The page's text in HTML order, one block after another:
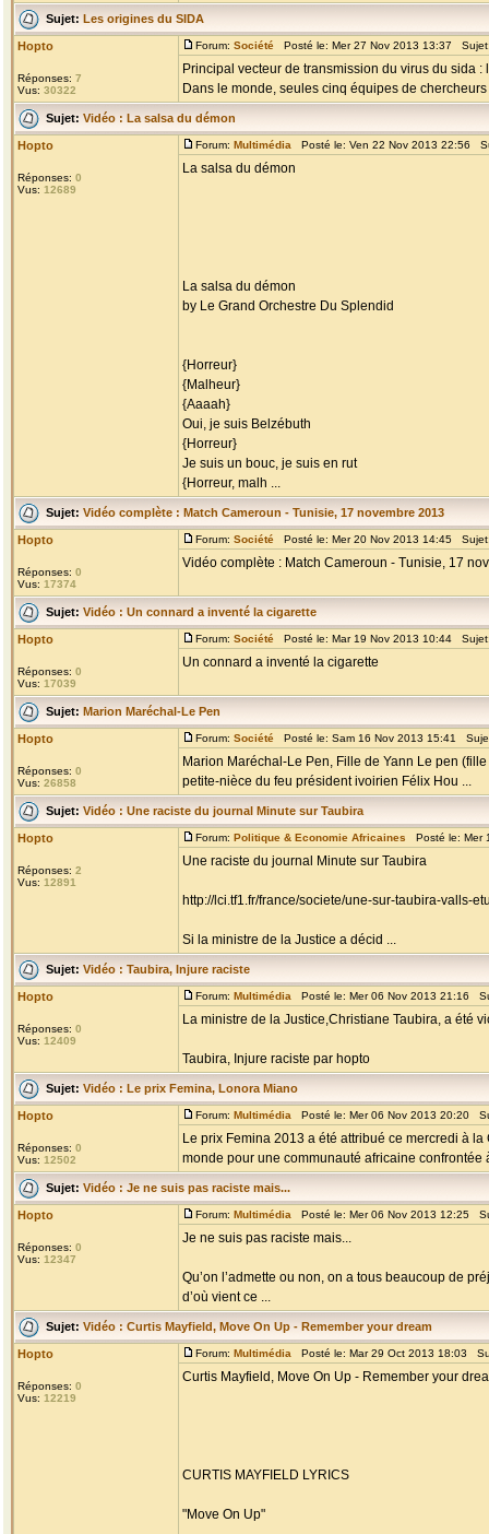
Sujet: Les origines du SIDA
Hopto
Réponses: 7
Vus: 30322
Forum: Société Posté le: Mer 27 Nov 2013 13:37
Principal vecteur de transmission du virus du sida :
Dans le monde, seules cinq équipes de
Sujet: Vidéo : La salsa du démon
Hopto
Réponses: 0
Vus: 12689
Forum: Multimédia Posté le: Ven 22 Nov 2013 22:56
La salsa du démon
La salsa du démon
by Le Grand Orchestre Du Splendid
{Horreur}
{Malheur}
{Aaaah}
Oui, je suis Belzébuth
{Horreur}
Je suis un bouc, je suis en rut
{Horreur, malh ...
Sujet: Vidéo complète : Match Cameroun - Tunisie, 17 novembre 2013
Hopto
Réponses: 0
Vus: 17374
Forum: Société Posté le: Mer 20 Nov 2013 14:45
Vidéo complète : Match Cameroun - Tunisie, 17
Sujet: Vidéo : Un connard a inventé la cigarette
Hopto
Réponses: 0
Vus: 17039
Forum: Société Posté le: Mar 19 Nov 2013 10:44
Un connard a inventé la cigarette
Sujet: Marion Maréchal-Le Pen
Hopto
Réponses: 0
Vus: 26858
Forum: Société Posté le: Sam 16 Nov 2013 15:41
Marion Maréchal-Le Pen, Fille de Yann Le pen
petite-nièce du feu président ivoirien Félix Hou ...
Sujet: Vidéo : Une raciste du journal Minute sur Taubira
Hopto
Réponses: 2
Vus: 12891
Forum: Politique & Economie Africaines Posté le: Mer
Une raciste du journal Minute sur Taubira
http://lci.tf1.fr/france/societe/une-sur-taubira-valls-
Si la ministre de la Justice a décid ...
Sujet: Vidéo : Taubira, Injure raciste
Hopto
Réponses: 0
Vus: 12409
Forum: Multimédia Posté le: Mer 06 Nov 2013 21:16
La ministre de la Justice,Christiane Taubira, a été
Taubira, Injure raciste par hopto
Sujet: Vidéo : Le prix Femina, Lonora Miano
Hopto
Réponses: 0
Vus: 12502
Forum: Multimédia Posté le: Mer 06 Nov 2013 20:20
Le prix Femina 2013 a été attribué ce mercredi à
monde pour une communauté africaine confrontée
Sujet: Vidéo : Je ne suis pas raciste mais...
Hopto
Réponses: 0
Vus: 12347
Forum: Multimédia Posté le: Mer 06 Nov 2013 12:25
Je ne suis pas raciste mais...
Qu’on l’admette ou non, on a tous beaucoup de
d’où vient ce ...
Sujet: Vidéo : Curtis Mayfield, Move On Up - Remember your dream
Hopto
Réponses: 0
Vus: 12219
Forum: Multimédia Posté le: Mar 29 Oct 2013 18:03
Curtis Mayfield, Move On Up - Remember your
CURTIS MAYFIELD LYRICS
"Move On Up"